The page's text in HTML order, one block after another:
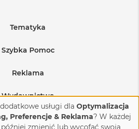
Tematyka
Edukacja
Medycyna
BHP i produkcja
i nieruchomości
Szybka Pomoc
Warunki sprzedaży
produktów
i zwroty
Reklama
sprzedaży reklam
reklam na eventach
Wydawnictwo
O nas
usługi dla Optymalizacja
Preferencje & Reklama? W każdej
zmienić lub wycofać swoją